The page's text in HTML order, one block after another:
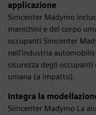
applicazione
Simcenter Madymo
manichini e del corpo
occupanti Simcenter
nell'industria
sicurezza degli occupanti
umana (a impatto).
Integra la
Simcenter Madymo La